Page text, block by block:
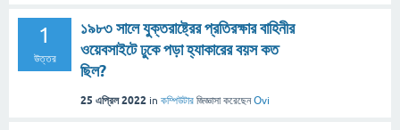
1
উত্তর
১৯৮৩ সালে যুক্তরাষ্ট্রের প্রতিরক্ষার বাহিনীর
ওয়েবসাইটে ঢুকে পড়া হ্যাকারের বয়স কত
ছিল?
25 এপ্রিল 2022 in কম্পিউটার জিজ্ঞাসা করেছেনOvi